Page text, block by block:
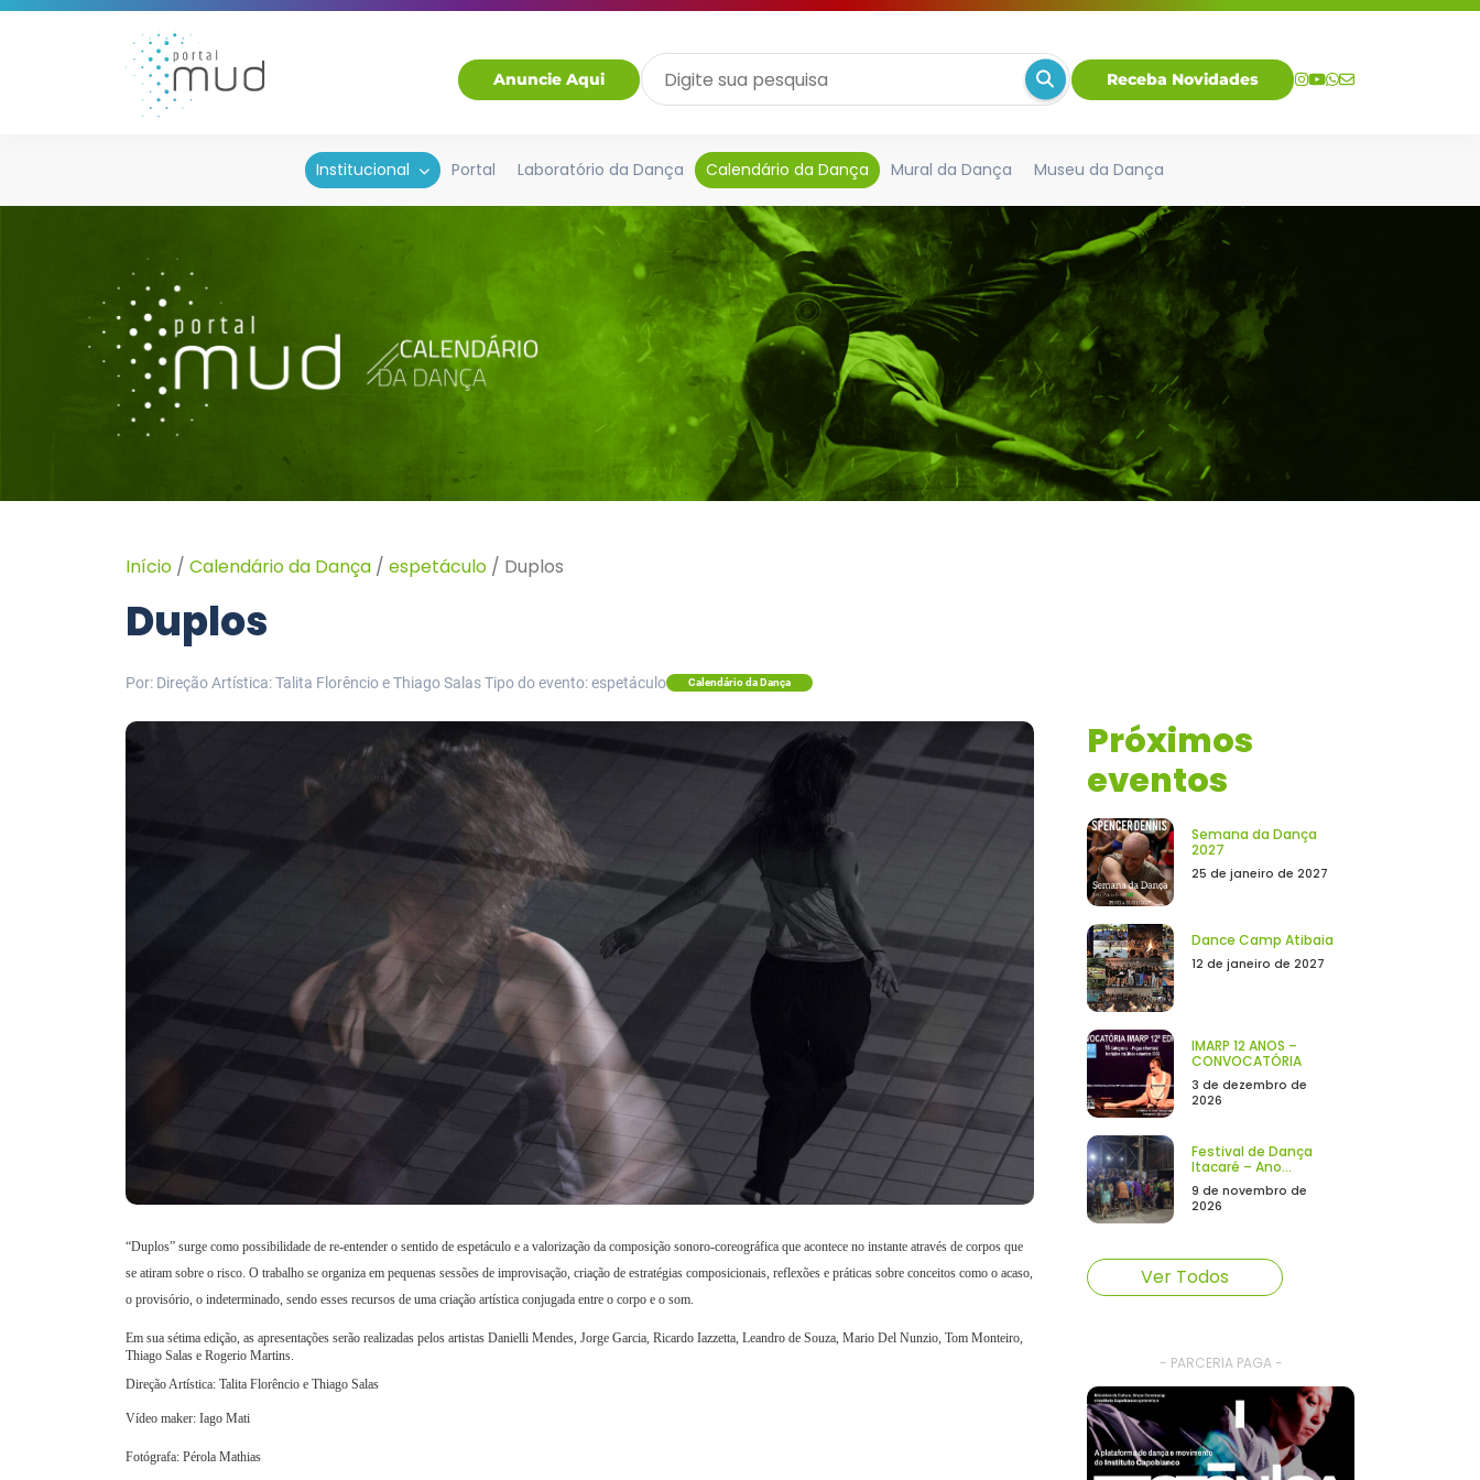
Anuncie Aqui Receba Novidades
Institucional Portal Laboratório da Dança Calendário da Dança Mural da Dança Museu da Dança
Início / Calendário da Dança / espetáculo / Duplos
Duplos
Por: Direção Artística: Talita Florêncio e Thiago SalasTipo do evento: espetáculo Calendário da Dança
“Duplos” surge como possibilidade de re-entender o sentido de espetáculo e a valorização da composição sonoro-coreográfica que acontece no instante através de corpos que
se atiram sobre o risco. O trabalho se organiza em pequenas sessões de improvisação, criação de estratégias composicionais, reflexões e práticas sobre conceitos como o acaso,
o provisório, o indeterminado, sendo esses recursos de uma criação artística conjugada entre o corpo e o som.
Em sua sétima edição, as apresentações serão realizadas pelos artistas Danielli Mendes, Jorge Garcia, Ricardo Iazzetta, Leandro de Souza, Mario Del Nunzio, Tom Monteiro,
Thiago Salas e Rogerio Martins.
Direção Artística: Talita Florêncio e Thiago Salas
Vídeo maker: Iago Mati
Fotógrafa: Pérola Mathias
Próximos
eventos
Semana da Dança
2027
25 de janeiro de 2027
Dance Camp Atibaia
12 de janeiro de 2027
IMARP 12 ANOS –
CONVOCATÓRIA
3 de dezembro de
2026
Festival de Dança
Itacaré – Ano...
9 de novembro de
2026
Ver Todos
- PARCERIA PAGA -